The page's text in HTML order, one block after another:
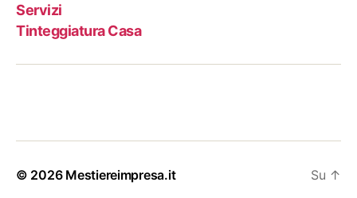
Servizi
Tinteggiatura Casa
© 2026 Mestiereimpresa.it
Su ↑